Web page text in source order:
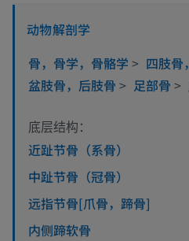
动物解剖学
骨，骨学，骨骼学 > 四肢骨
盆肢骨，后肢骨 > 足部骨 >
底层结构：
近趾节骨（系骨）
中趾节骨（冠骨）
远指节骨[爪骨，蹄骨]
内侧蹄软骨